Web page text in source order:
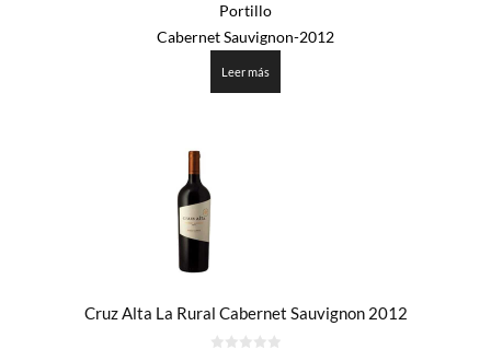
Portillo
Cabernet Sauvignon-2012
Leer más
Cruz Alta La Rural Cabernet Sauvignon 2012